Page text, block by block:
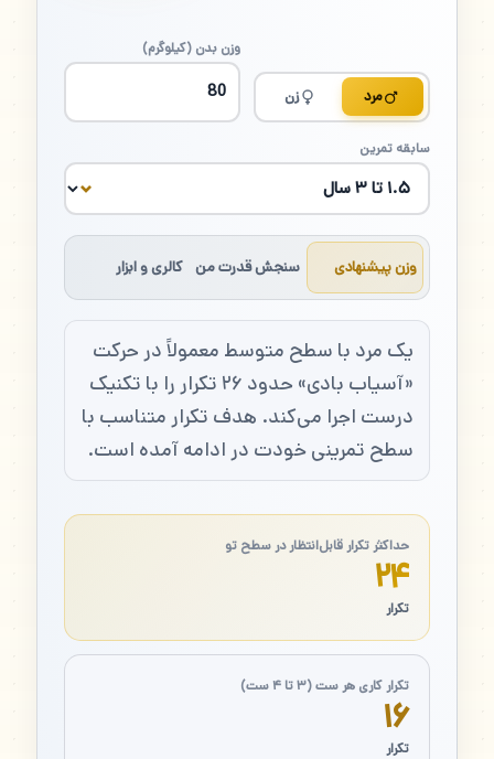
مرد زن
وزن بدن (کیلوگرم)
سابقه تمرین
وزن پیشنهادی سنجش قدرت من کالری و ابزار
یک مرد با سطح متوسط معمولاً در حرکت
«آسیاب بادی» حدود ۲۶ تکرار را با تکنیک
درست اجرا می‌کند. هدف تکرار متناسب با
سطح تمرینی خودت در ادامه آمده است.
حداکثر تکرار قابل‌انتظار در سطح تو
۲۴
تکرار
تکرار کاری هر ست (۳ تا ۴ ست)
۱۶
تکرار